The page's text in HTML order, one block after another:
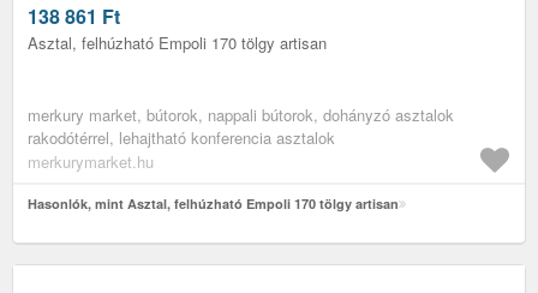
138 861 Ft
Asztal, felhúzható Empoli 170 tölgy artisan
merkury market, bútorok, nappali bútorok, dohányzó asztalok
rakodótérrel, lehajtható konferencia asztalok
merkurymarket.hu
Hasonlók, mint Asztal, felhúzható Empoli 170 tölgy artisan